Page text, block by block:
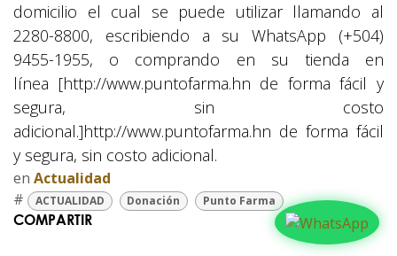
domicilio el cual se puede utilizar llamando al
2280-8800, escribiendo a su WhatsApp (+504)
9455-1955, o comprando en su tienda en
línea [http://www.puntofarma.hn de forma fácil y
segura, sin costo
adicional.]http://www.puntofarma.hn de forma fácil
y segura, sin costo adicional.
en Actualidad
#
ACTUALIDAD Donación Punto Farma
COMPARTIR